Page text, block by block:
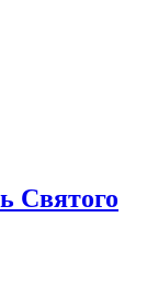
Святого